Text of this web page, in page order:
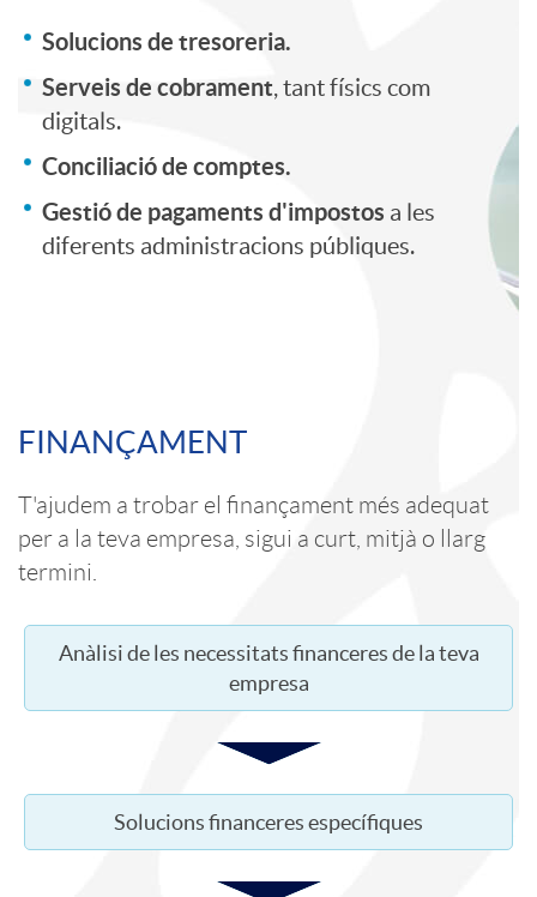
r
E
m
e
s
a
s
i
c
a
c
o
n
s
a
n
i
t
e
n
o
d
i
a
a
d
Solucions de tresoreria.
Serveis de cobrament, tant físics com
digitals.
Conciliació de comptes.
Gestió de pagaments d'impostos a les
diferents administracions públiques.
o
n
t
e
n
i
FINANÇAMENT
T'ajudem a trobar el finançament més adequat
per a la teva empresa, sigui a curt, mitjà o llarg
termini.
Anàlisi de les necessitats financeres de la teva
empresa
Solucions financeres específiques